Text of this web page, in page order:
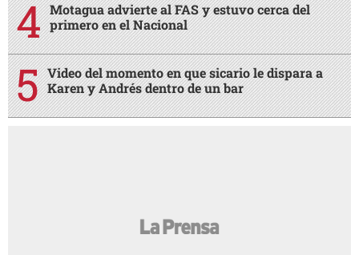
Motagua advierte al FAS y estuvo cerca del
primero en el Nacional
Video del momento en que sicario le dispara a
Karen y Andrés dentro de un bar